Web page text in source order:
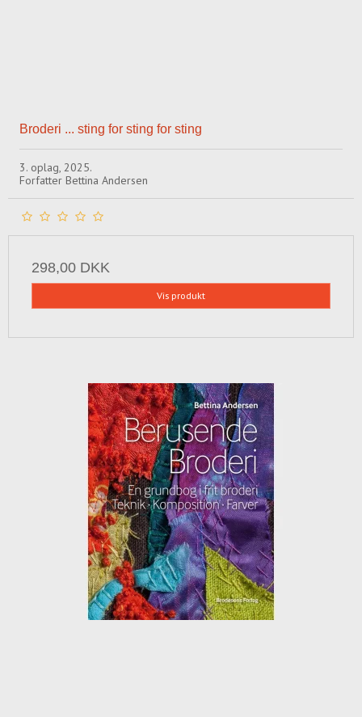
Broderi ... sting for sting for sting
3. oplag, 2025.
Forfatter Bettina Andersen
298,00 DKK
Vis produkt